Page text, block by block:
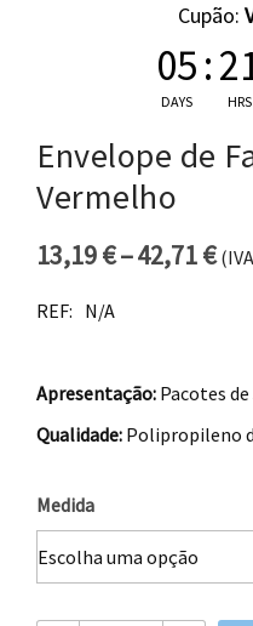
Cupão:
05
DAYS
:
HRS
Envelope de
Vermelho
13,19€–42,71€
REF: N/A
Apresentação: Pacotes
Qualidade: Polipropileno
Medida